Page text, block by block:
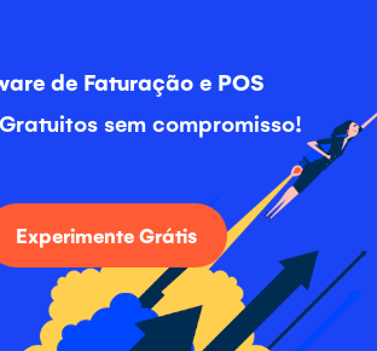
de Faturação e POS
sem compromisso!
Experimente Grátis